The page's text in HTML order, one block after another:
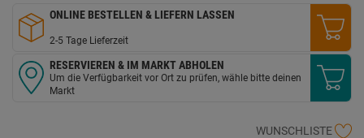
ONLINE BESTELLEN & LIEFERN LASSEN
2-5 Tage Lieferzeit
RESERVIEREN & IM MARKT ABHOLEN
Um die Verfügbarkeit vor Ort zu prüfen, wähle bitte deinen
Markt
WUNSCHLISTE